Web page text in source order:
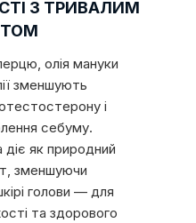
З ТРИВАЛИМ
олія мануки
зменшують
і
себуму.
діє як природний
зменшуючи
голови — для
та здорового